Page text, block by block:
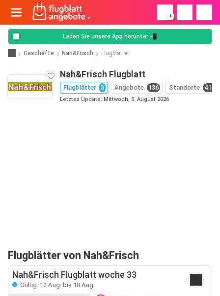
!
Laden Sie unsere App herunter 📲
Geschäfte Nah&Frisch Flugblätter
Nah&Frisch Flugblatt
Flugblätter 3 Angebote 136 Standorte 414
Letztes Update: Mittwoch, 5. August 2026
Flugblätter von Nah&Frisch
Nah&Frisch Flugblatt woche 33
Gültig: 12 Aug. bis 18 Aug.